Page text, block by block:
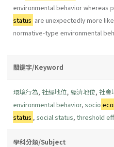
environmental behavior whereas
status are unexpectedly more
normative-type environmental
關鍵字/Keyword
環境行為, 社經地位, 經濟地位, 社會
environmental behavior, socio
status , social status, threshold
學科分類/Subject